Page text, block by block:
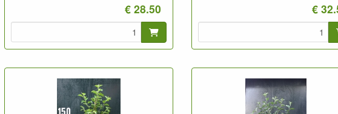
Foto: Niedrigstamm 3-Jährig, nicht
geschnitten.
€ 28.50
Geeignet für gute und für
geschnitten.
€